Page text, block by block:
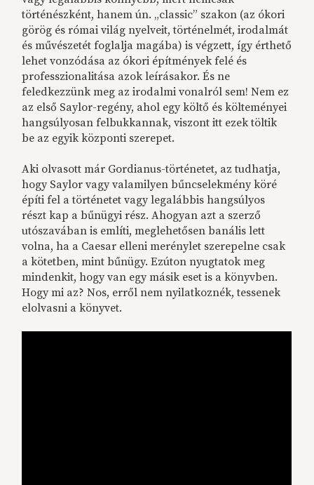
történészként, hanem ún. „classic” szakon (az ókori
görög és római világ nyelveit, történelmét, irodalmát
és művészetét foglalja magába) is végzett, így érthető
lehet vonzódása az ókori építmények felé és
professzionalitása azok leírásakor. És ne
feledkezzünk meg az irodalmi vonalról sem! Nem ez
az első Saylor-regény, ahol egy költő és költeményei
hangsúlyosan felbukkannak, viszont itt ezek töltik
be az egyik központi szerepet.
Aki olvasott már Gordianus-történetet, az tudhatja,
hogy Saylor vagy valamilyen bűncselekmény köré
építi fel a történetet vagy legalábbis hangsúlyos
részt kap a bűnügyi rész. Ahogyan azt a szerző
utószavában is említi, meglehetősen banális lett
volna, ha a Caesar elleni merénylet szerepelne csak
a kötetben, mint bűnügy. Ezúton nyugtatok meg
mindenkit, hogy van egy másik eset is a könyvben.
Hogy mi az? Nos, erről nem nyilatkoznék, tessenek
elolvasni a könyvet.